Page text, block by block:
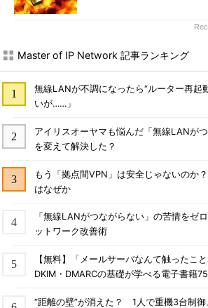
Master of IP Network 記事ランキング
無線LANが不調になったら“ルーター再起
いが……」
アイリスオーヤマも悩んだ「無線LANが
を変えて解決した？
もう「拠点間VPN」は安全じゃないのか
はなぜか
「無線LANがつながらない」の苦情を
ットワーク改善術
【無料】「メールサーバなんて触ったこ
DKIM・DMARCの基礎が学べる電子書籍
“距離の壁”が消えた？ 1人で重機3台制